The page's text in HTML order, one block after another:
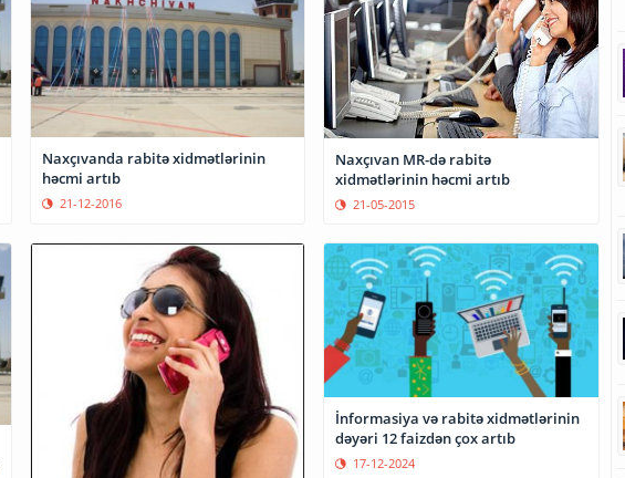
Naxçıvanda rabitə xidmətlərinin
həcmi artıb
21-12-2016
Naxçıvan MR-də rabitə
xidmətlərinin həcmi artıb
21-05-2015
İnformasiya və rabitə xidmətlərinin
dəyəri 12 faizdən çox artıb
17-12-2024